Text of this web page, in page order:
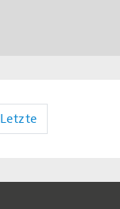
Letzte